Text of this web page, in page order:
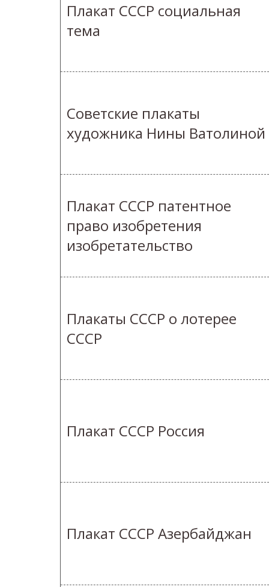
Плакат СССР социальная
тема
Советские плакаты
художника Нины Ватолиной
Плакат СССР патентное
право изобретения
изобретательство
Плакаты СССР о лотерее
СССР
Плакат СССР Россия
Плакат СССР Азербайджан